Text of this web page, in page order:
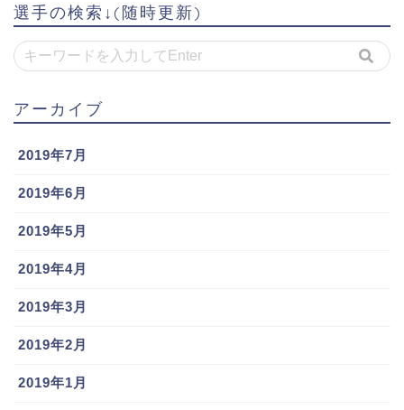
選手の検索↓(随時更新)
アーカイブ
2019年7月
2019年6月
2019年5月
2019年4月
2019年3月
2019年2月
2019年1月